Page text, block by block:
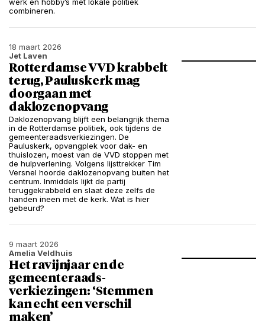
combineren.
18 maart 2026
Jet Laven
Rotterdamse VVD krabbelt
terug, Pauluskerk mag
doorgaan met
daklozenopvang
Daklozenopvang blijft een belangrijk thema
in de Rotterdamse politiek, ook tijdens de
gemeenteraadsverkiezingen. De
Pauluskerk, opvangplek voor dak- en
thuislozen, moest van de VVD stoppen met
de hulpverlening. Volgens lijsttrekker Tim
Versnel hoorde daklozenopvang buiten het
centrum. Inmiddels lijkt de partij
teruggekrabbeld en slaat deze zelfs de
handen ineen met de kerk. Wat is hier
gebeurd?
9 maart 2026
Amelia Veldhuis
Het ravijnjaar en de
gemeenteraads­
verkiezingen: ‘Stemmen
kan echt een verschil
maken’